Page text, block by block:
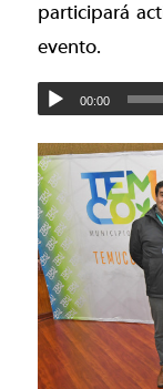
participará
evento.
00:00